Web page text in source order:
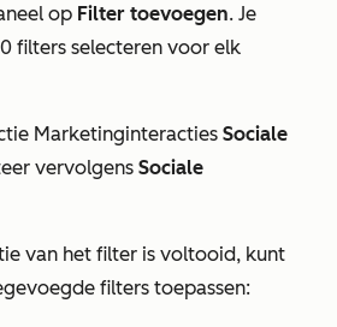
op Filter toevoegen. Je
filters selecteren voor elk
Marketinginteracties Sociale
vervolgens Sociale
van het filter is voltooid, kunt
filters toepassen: